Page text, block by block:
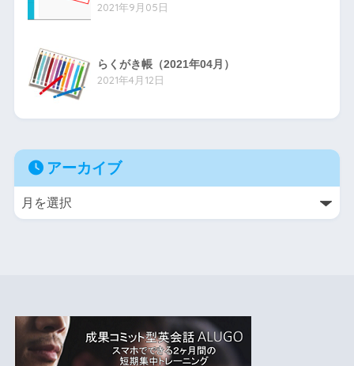
2021年9月05日
らくがき帳（2021年04月）
2021年4月12日
アーカイブ